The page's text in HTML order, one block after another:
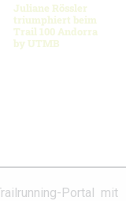
Juliane Rössler
triumphiert beim
Trail 100 Andorra
by UTMB
Portal mit